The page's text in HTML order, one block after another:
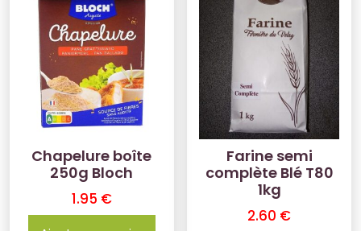
Chapelure boîte
250g Bloch
1.95 €
Farine semi
complète Blé T80
1kg
2.60 €